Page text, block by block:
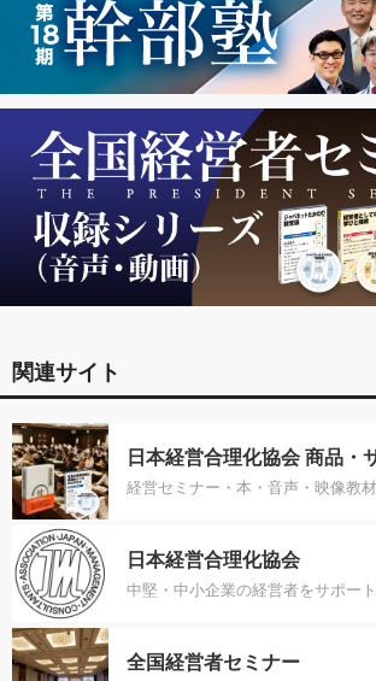
関連サイト
日本経営合理化協会 商品・
経営セミナー・本・音声・映像教
日本経営合理化協会
中堅・中小企業の経営者をサポート
全国経営者セミナー